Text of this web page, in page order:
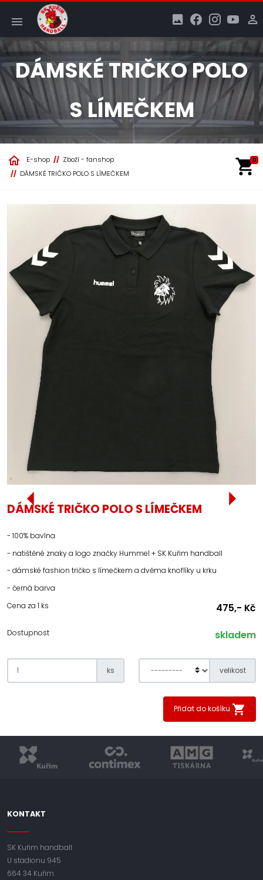
DÁMSKÉ TRIČKO POLO
S LÍMEČKEM
E-shop
Zboží - fanshop
DÁMSKÉ TRIČKO POLO S LÍMEČKEM
0
DÁMSKÉ TRIČKO POLO S LÍMEČKEM
- 100% bavlna
- natištěné znaky a logo značky Hummel + SK Kuřim handball
- dámské fashion tričko s límečkem a dvěma knoflíky u krku
- černá barva
Cena za 1 ks
475,- Kč
Dostupnost skladem
ks velikost
Přidat do košíku
KONTAKT
SK Kuřim handball
U stadionu 945
664 34 Kuřim